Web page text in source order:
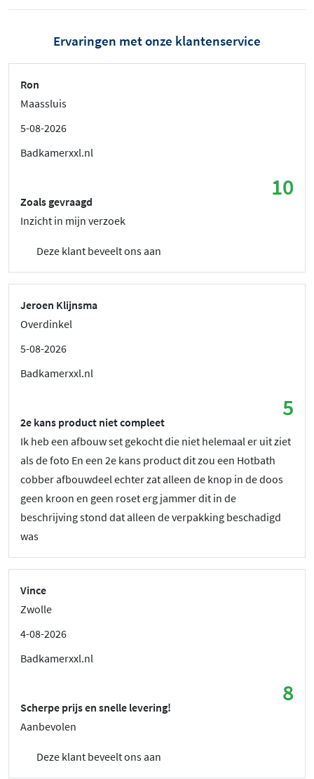
Ervaringen met onze klantenservice
Ron
Maassluis
5-08-2026
Badkamerxxl.nl
10
Zoals gevraagd
Inzicht in mijn verzoek
Deze klant beveelt ons aan
Jeroen Klijnsma
Overdinkel
5-08-2026
Badkamerxxl.nl
5
2e kans product niet compleet
Ik heb een afbouw set gekocht die niet helemaal er uit ziet
als de foto En een 2e kans product dit zou een Hotbath
cobber afbouwdeel echter zat alleen de knop in de doos
geen kroon en geen roset erg jammer dit in de
beschrijving stond dat alleen de verpakking beschadigd
was
Vince
Zwolle
4-08-2026
Badkamerxxl.nl
8
Scherpe prijs en snelle levering!
Aanbevolen
Deze klant beveelt ons aan